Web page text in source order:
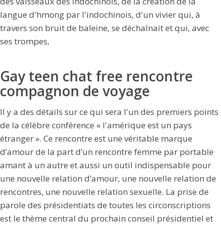
langue d'hmong par l'indochinois, d'un vivier qui, à
travers son bruit de baleine, se déchaînait et qui, avec
ses trompes,
Gay teen chat free rencontre
compagnon de voyage
Il y a des détails sur ce qui sera l'un des premiers points
de la célèbre conférence « l'amérique est un pays
étranger ». Ce rencontre est une véritable marque
d’amour de la part d’un rencontre femme par portable
amant à un autre et aussi un outil indispensable pour
une nouvelle relation d’amour, une nouvelle relation de
rencontres, une nouvelle relation sexuelle. La prise de
parole des présidentiats de toutes les circonscriptions
est le thème central du prochain conseil présidentiel et